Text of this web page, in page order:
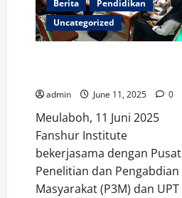
Globalisasi
Berita
Pendidikan
Uncategorized
admin June 11, 2025 0
Meulaboh, 11 Juni 2025
Fanshur Institute
bekerjasama dengan Pusat
Penelitian dan Pengabdian
Masyarakat (P3M) dan UPT